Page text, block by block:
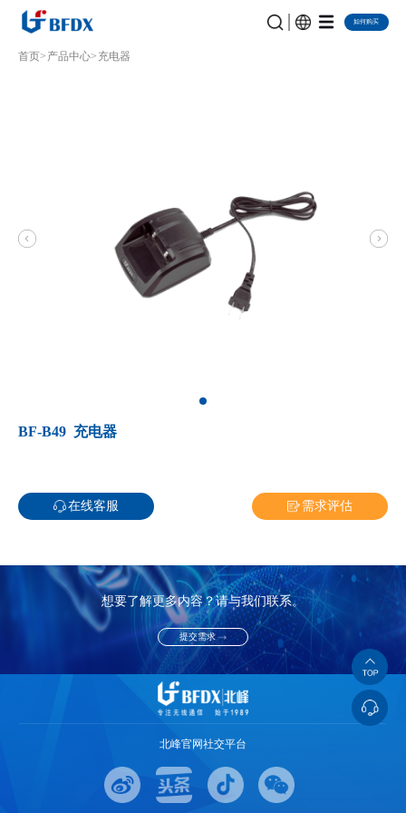
如何购买
首页 产品中心 充电器
BF-B49 充电器
在线客服 需求评估
想要了解更多内容？请与我们联系。
提交需求
北峰官网社交平台